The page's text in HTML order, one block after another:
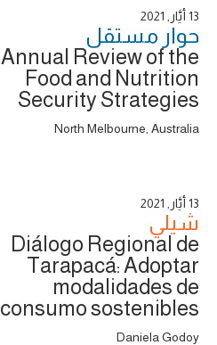
13 أَيَّار, 2021
حوار ‎مستقل
Annual Review of the
Food and Nutrition
Security Strategies
North Melbourne, Australia
13 أَيَّار, 2021
شيلي
Diálogo Regional de
Tarapacá: Adoptar
modalidades de
consumo sostenibles
Daniela Godoy